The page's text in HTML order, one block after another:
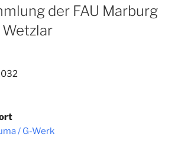
der FAU Marburg
Wetzlar
/ G-Werk